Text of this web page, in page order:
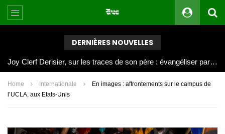
DERNIÈRES NOUVELLES
Joy Clerf Derisier, sur les traces de son père : évangéliser par la musique
Home Internationale
En images : affrontements sur le campus de
l’UCLA, aux Etats-Unis